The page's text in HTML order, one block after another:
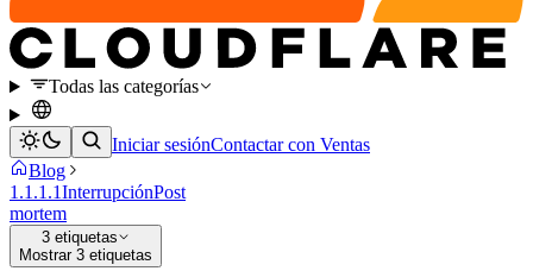
Todas las categorías
Iniciar sesiónContactar con Ventas
Blog
1.1.1.1InterrupciónPost
mortem
3 etiquetas
Mostrar 3 etiquetas